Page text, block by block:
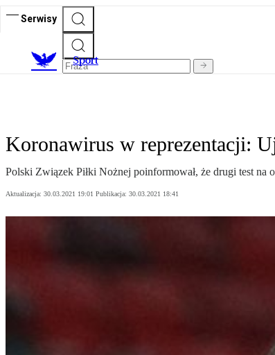
Serwisy
Sport
Koronawirus w reprezentacji:
Polski Związek Piłki Nożnej poinformował, że drugi test
Aktualizacja: 30.03.2021 19:01 Publikacja: 30.03.2021 18:41